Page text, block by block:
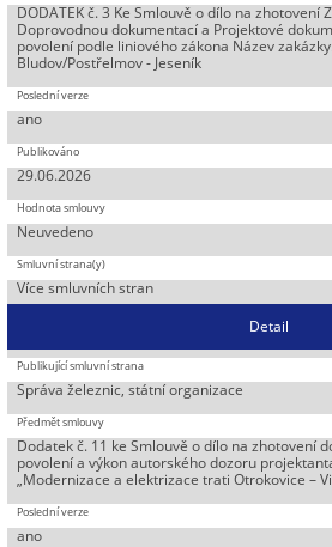
DODATEK č. 3 Ke Smlouvě o dílo na zhotovení
Doprovodnou dokumentací a Projektové
povolení podle liniového zákona Název
Bludov/Postřelmov - Jeseník
ano
29.06.2026
Neuvedeno
Více smluvních stran
Detail
Správa železnic, státní organizace
Dodatek č. 11 ke Smlouvě o dílo na zhotovení
povolení a výkon autorského dozoru
„Modernizace a elektrizace trati Otrokovice –
ano